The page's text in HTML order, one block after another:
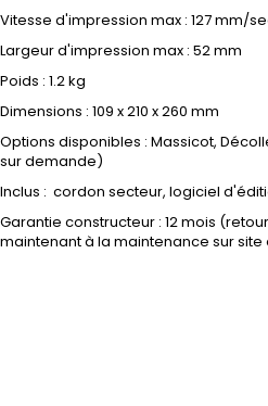
Vitesse d'impression max : 127 mm/
Largeur d'impression max : 52 mm
Poids : 1.2 kg
Dimensions : 109 x 210 x 260 mm
Options disponibles : Massicot,
sur demande)
Inclus : cordon secteur, logiciel
Garantie constructeur : 12 mois
maintenant à la maintenance sur site